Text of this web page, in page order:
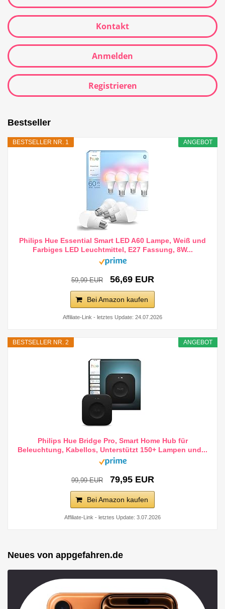
Kontakt
Anmelden
Registrieren
Bestseller
ANGEBOT
BESTSELLER NR. 1
Philips Hue Essential Smart LED A60 Lampe, Weiß und
Farbiges LED Leuchtmittel, E27 Fassung, 8W...
59,99 EUR 56,69 EUR
Bei Amazon kaufen
Affiliate-Link - letztes Update: 24.07.2026
ANGEBOT
BESTSELLER NR. 2
Philips Hue Bridge Pro, Smart Home Hub für
Beleuchtung, Kabellos, Unterstützt 150+ Lampen und...
99,99 EUR 79,95 EUR
Bei Amazon kaufen
Affiliate-Link - letztes Update: 3.07.2026
Neues von appgefahren.de